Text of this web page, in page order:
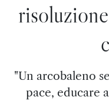
"Un arcobaleno
pace, educare